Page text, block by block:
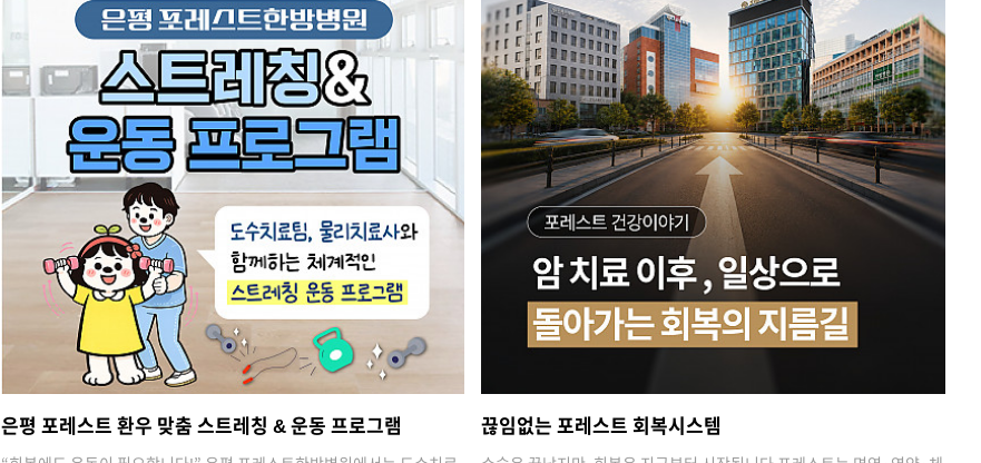
은평 포레스트 환우 맞춤 스트레칭 & 운동 프로그램 끊임없는 포레스트 회복시스템